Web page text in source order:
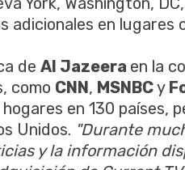
adicionales en lugares
de Al Jazeera en la
como CNN, MSNBCy
hogares en 130 países,
Unidos. "Durante
y la información